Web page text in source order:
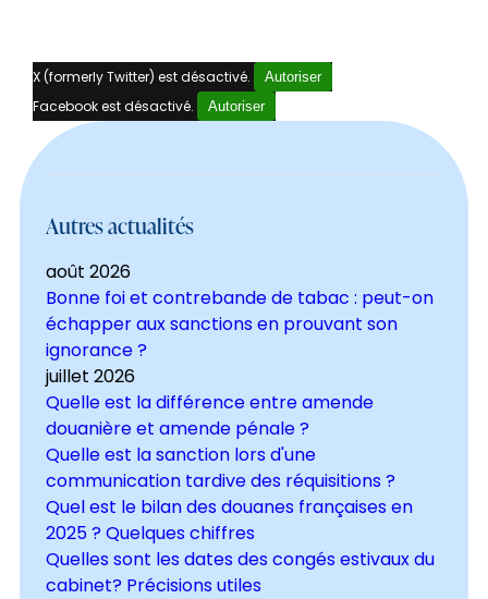
X (formerly Twitter) est désactivé. Autoriser
Facebook est désactivé. Autoriser
Autres actualités
août 2026
Bonne foi et contrebande de tabac : peut-on
échapper aux sanctions en prouvant son
ignorance ?
juillet 2026
Quelle est la différence entre amende
douanière et amende pénale ?
Quelle est la sanction lors d'une
communication tardive des réquisitions ?
Quel est le bilan des douanes françaises en
2025 ? Quelques chiffres
Quelles sont les dates des congés estivaux du
cabinet? Précisions utiles